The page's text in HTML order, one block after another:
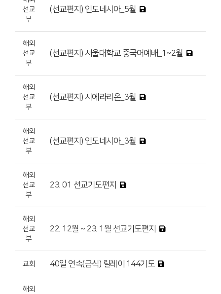
선교
부
(선교편지) 인도네시아_5월
해외
선교
부
(선교편지) 서울대학교 중국어예배_1~2월
해외
선교
부
(선교편지) 시에라리온_3월
해외
선교
부
(선교편지) 인도네시아_3월
해외
선교
부
23. 01 선교기도편지
해외
선교
부
22. 12월 ~ 23. 1월 선교기도편지
교회 40일 연속(금식) 릴레이 144기도
해외